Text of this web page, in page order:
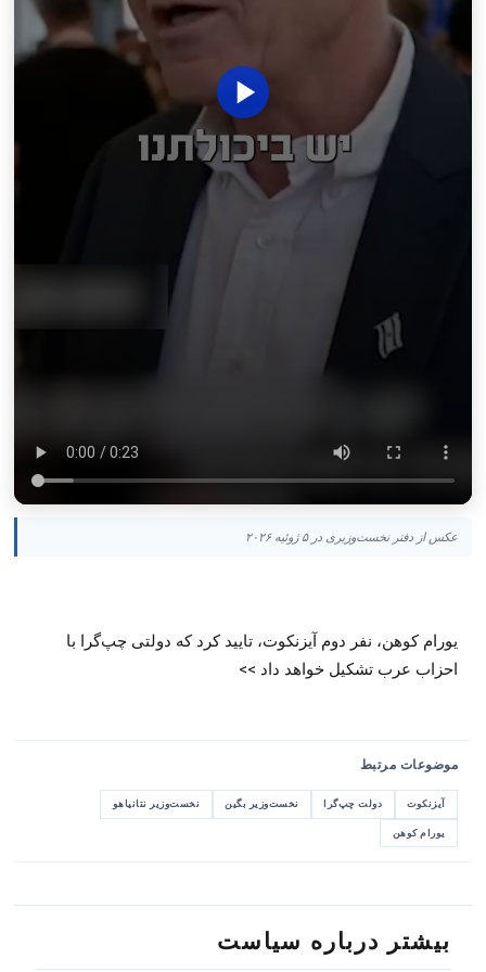
عکس از دفتر نخست‌وزیری در ۵ ژوئیه ۲۰۲۶
یورام کوهن، نفر دوم آیزنکوت، تایید کرد که دولتی چپ‌گرا با
احزاب عرب تشکیل خواهد داد >>
موضوعات مرتبط
آیزنکوت دولت چپ‌گرا نخست‌وزیر بگین نخست‌وزیر نتانیاهو
یورام کوهن
بیشتر درباره سیاست